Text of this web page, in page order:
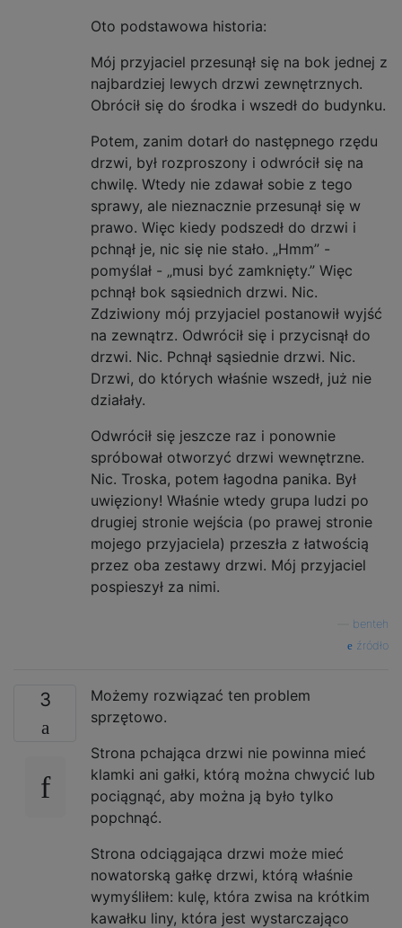
Oto podstawowa historia:
Mój przyjaciel przesunął się na bok jednej z
najbardziej lewych drzwi zewnętrznych.
Obrócił się do środka i wszedł do budynku.
Potem, zanim dotarł do następnego rzędu
drzwi, był rozproszony i odwrócił się na
chwilę. Wtedy nie zdawał sobie z tego
sprawy, ale nieznacznie przesunął się w
prawo. Więc kiedy podszedł do drzwi i
pchnął je, nic się nie stało. „Hmm” -
pomyślał - „musi być zamknięty.” Więc
pchnął bok sąsiednich drzwi. Nic.
Zdziwiony mój przyjaciel postanowił wyjść
na zewnątrz. Odwrócił się i przycisnął do
drzwi. Nic. Pchnął sąsiednie drzwi. Nic.
Drzwi, do których właśnie wszedł, już nie
działały.
Odwrócił się jeszcze raz i ponownie
spróbował otworzyć drzwi wewnętrzne.
Nic. Troska, potem łagodna panika. Był
uwięziony! Właśnie wtedy grupa ludzi po
drugiej stronie wejścia (po prawej stronie
mojego przyjaciela) przeszła z łatwością
przez oba zestawy drzwi. Mój przyjaciel
pospieszył za nimi.
benteh
źródło
3
Możemy rozwiązać ten problem
sprzętowo.
Strona pchająca drzwi nie powinna mieć
klamki ani gałki, którą można chwycić lub
pociągnąć, aby można ją było tylko
popchnąć.
Strona odciągająca drzwi może mieć
nowatorską gałkę drzwi, którą właśnie
wymyśliłem: kulę, która zwisa na krótkim
kawałku liny, która jest wystarczająco